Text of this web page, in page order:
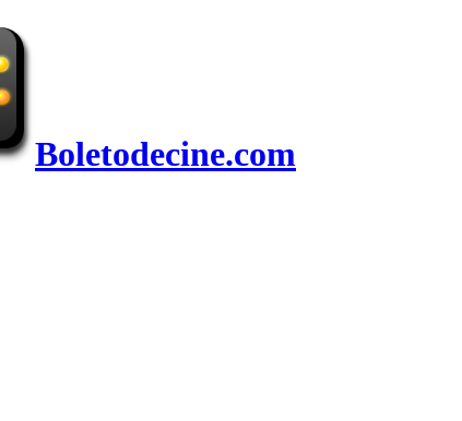
Boletodecine.com